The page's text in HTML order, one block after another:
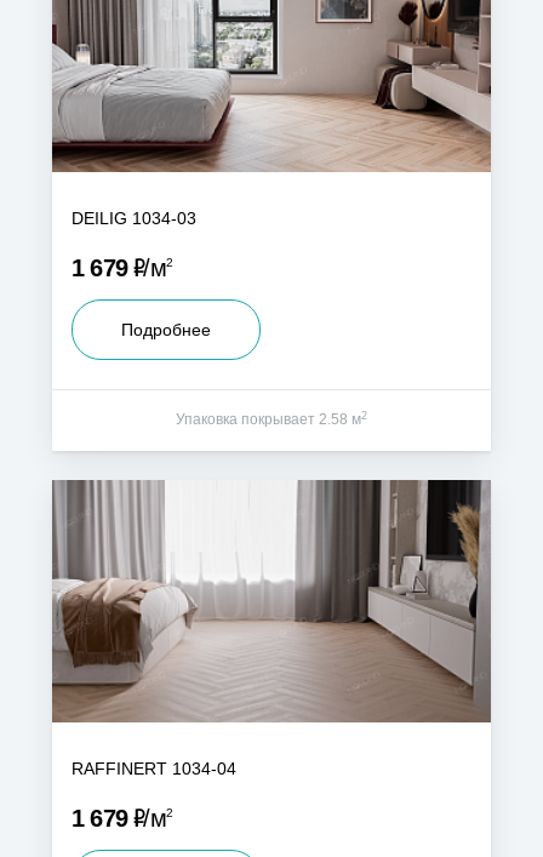
DEILIG 1034-03
1 679Р м2
Подробнее
Упаковка покрывает 2.58 м2
RAFFINERT 1034-04
1 679Р м2